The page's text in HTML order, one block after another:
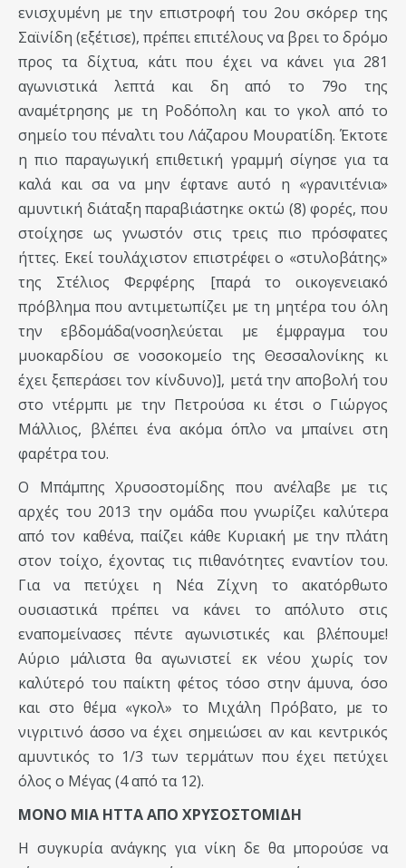
ενισχυμένη με την επιστροφή του 2ου σκόρερ της
Σαϊνίδη (εξέτισε), πρέπει επιτέλους να βρει το δρόμο
προς τα δίχτυα, κάτι που έχει να κάνει για 281
αγωνιστικά λεπτά και δη από το 79ο της
αναμέτρησης με τη Ροδόπολη και το γκολ από το
σημείο του πέναλτι του Λάζαρου Μουρατίδη. Έκτοτε
η πιο παραγωγική επιθετική γραμμή σίγησε για τα
καλά και σα να μην έφτανε αυτό η «γρανιτένια»
αμυντική διάταξη παραβιάστηκε οκτώ (8) φορές, που
στοίχησε ως γνωστόν στις τρεις πιο πρόσφατες
ήττες. Εκεί τουλάχιστον επιστρέφει ο «στυλοβάτης»
της Στέλιος Φερφέρης [παρά το οικογενειακό
πρόβλημα που αντιμετωπίζει με τη μητέρα του όλη
την εβδομάδα(νοσηλεύεται με έμφραγμα του
μυοκαρδίου σε νοσοκομείο της Θεσσαλονίκης κι
έχει ξεπεράσει τον κίνδυνο)], μετά την αποβολή του
στο ντέρμπι με την Πετρούσα κι έτσι ο Γιώργος
Μάλλιος, βλέπει ένα ακόμα όπλο να μπαίνει στη
φαρέτρα του.
Ο Μπάμπης Χρυσοστομίδης που ανέλαβε με τις
αρχές του 2013 την ομάδα που γνωρίζει καλύτερα
από τον καθένα, παίζει κάθε Κυριακή με την πλάτη
στον τοίχο, έχοντας τις πιθανότητες εναντίον του.
Για να πετύχει η Νέα Ζίχνη το ακατόρθωτο
ουσιαστικά πρέπει να κάνει το απόλυτο στις
εναπομείνασες πέντε αγωνιστικές και βλέπουμε!
Αύριο μάλιστα θα αγωνιστεί εκ νέου χωρίς τον
καλύτερό του παίκτη φέτος τόσο στην άμυνα, όσο
και στο θέμα «γκολ» το Μιχάλη Πρόβατο, με το
νιγριτινό άσσο να έχει σημειώσει αν και κεντρικός
αμυντικός το 1/3 των τερμάτων που έχει πετύχει
όλος ο Μέγας (4 από τα 12).
ΜΟΝΟ ΜΙΑ ΗΤΤΑ ΑΠΟ ΧΡΥΣΟΣΤΟΜΙΔΗ
Η συγκυρία ανάγκης για νίκη δε θα μπορούσε να